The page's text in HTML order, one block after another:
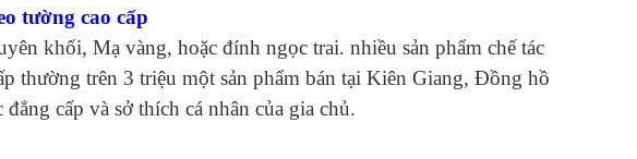
tường cao cấp
khối, Mạ vàng, hoặc đính ngọc trai. nhiều sản phẩm chế tác
thường trên 3 triệu một sản phẩm bán tại Kiên Giang, Đồng hồ
cấp và sở thích cá nhân của gia chủ.